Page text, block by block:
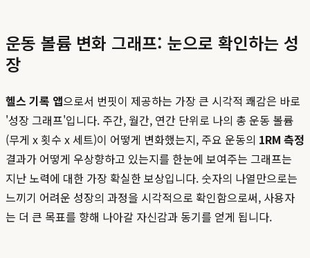
운동 볼륨 변화 그래프: 눈으로 확인하는 성
장
헬스 기록 앱으로서 번핏이 제공하는 가장 큰 시각적 쾌감은 바로
'성장 그래프'입니다. 주간, 월간, 연간 단위로 나의 총 운동 볼륨
(무게 x 횟수 x 세트)이 어떻게 변화했는지, 주요 운동의 1RM 측정
결과가 어떻게 우상향하고 있는지를 한눈에 보여주는 그래프는
지난 노력에 대한 가장 확실한 보상입니다. 숫자의 나열만으로는
느끼기 어려운 성장의 과정을 시각적으로 확인함으로써, 사용자
는 더 큰 목표를 향해 나아갈 자신감과 동기를 얻게 됩니다.